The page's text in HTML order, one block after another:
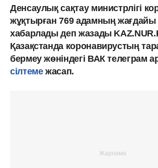
Денсаулық сақтау министрлігі
жұқтырған 769 адамның жағдайы
хабарлады деп жазады
Қазақстанда коронавирустың
бермеу жөніндегі ВАК телеграм
сілтемежасап.